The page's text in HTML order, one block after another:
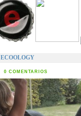
ECOOLOGY
0 COMENTARIOS